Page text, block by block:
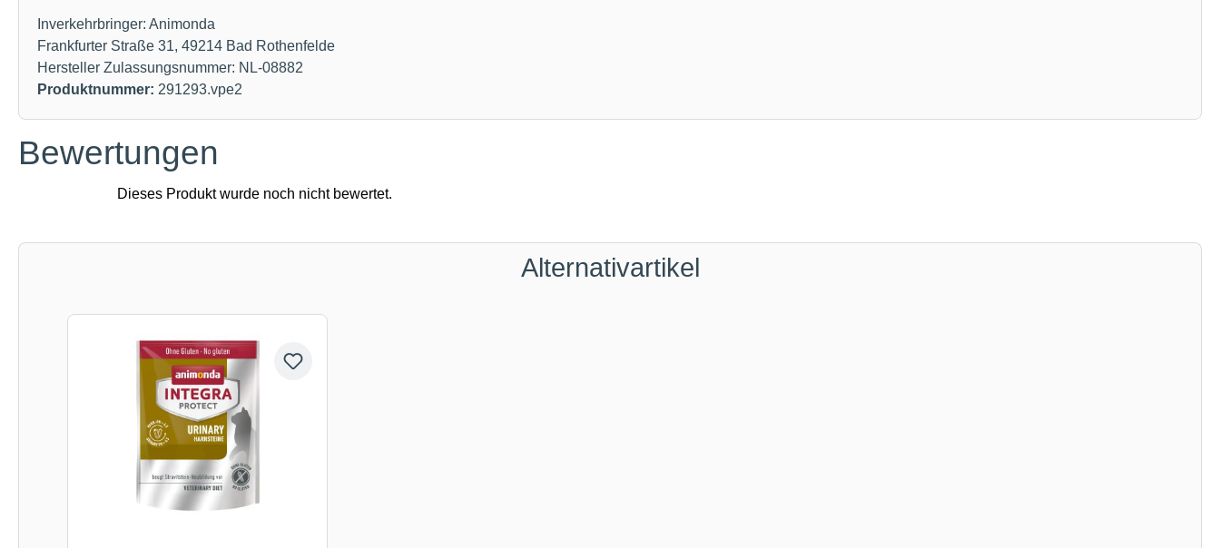
Inverkehrbringer: Animonda
Frankfurter Straße 31, 49214 Bad Rothenfelde
Hersteller Zulassungsnummer: NL-08882
Produktnummer: 291293.vpe2
Bewertungen
Alternativartikel
Produktgalerie überspringen